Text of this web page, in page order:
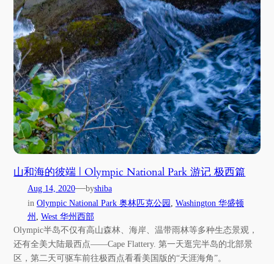
山和海的彼端 | Olympic National Park 游记 极西篇
Aug 14, 2020—byshiba
in Olympic National Park 奥林匹克公园, Washington 华盛顿
州 , West 华州西部
Olympic半岛不仅有高山森林、海岸、温带雨林等多种生态景观，
还有全美大陆最西点——Cape Flattery. 第一天逛完半岛的北部景
区，第二天可驱车前往极西点看看美国版的“天涯海角”。